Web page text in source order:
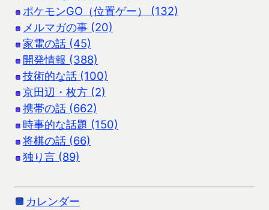
ポケモンGO（位置ゲー） (132)
メルマガの事 (20)
家電の話 (45)
開発情報 (388)
技術的な話 (100)
京田辺・枚方 (2)
携帯の話 (662)
時事的な話題 (150)
将棋の話 (66)
独り言 (89)
カレンダー